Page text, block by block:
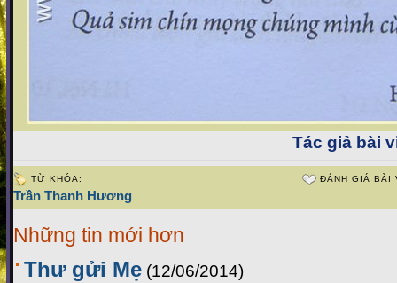
Tác giả bài
TỪ KHÓA:
Trần Thanh Hương
ĐÁNH GIÁ BÀI
Những tin mới hơn
Thư gửi Mẹ (12/06/2014)